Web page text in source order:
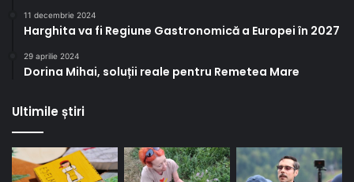
11 decembrie 2024
Harghita va fi Regiune Gastronomică a Europei în 2027
29 aprilie 2024
Dorina Mihai, soluții reale pentru Remetea Mare
Ultimile știri